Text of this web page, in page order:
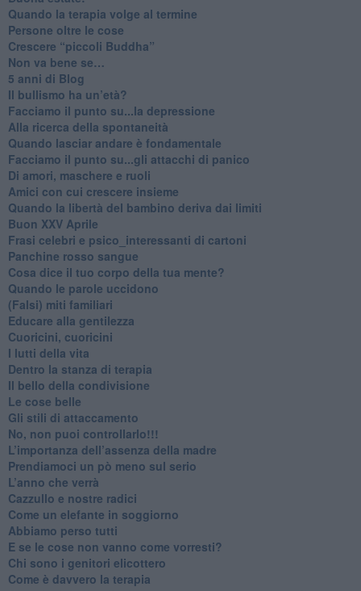
​Quando la terapia volge al termine
​Persone oltre le cose
​Crescere “piccoli Buddha”
Non va bene se…
​5 anni di Blog
​Il bullismo ha un’età?
Facciamo il punto su...la depressione
​Alla ricerca della spontaneità
​Quando lasciar andare è fondamentale
Facciamo il punto su...gli attacchi di panico
Di amori, maschere e ruoli
​Amici con cui crescere insieme
​Quando la libertà del bambino deriva dai limiti
Buon XXV Aprile
​Frasi celebri e psico_interessanti di cartoni
​Panchine rosso sangue
​Cosa dice il tuo corpo della tua mente?
​Quando le parole uccidono
​(Falsi) miti familiari
​Educare alla gentilezza
​Cuoricini, cuoricini
I lutti della vita
​Dentro la stanza di terapia
​Il bello della condivisione
Le cose belle
​Gli stili di attaccamento
No, non puoi controllarlo!!!
​L’importanza dell’assenza della madre
​Prendiamoci un pò meno sul serio
​L’anno che verrà
​Cazzullo e nostre radici
​Come un elefante in soggiorno
​Abbiamo perso tutti
E se le cose non vanno come vorresti?
​Chi sono i genitori elicottero
Come è davvero la terapia